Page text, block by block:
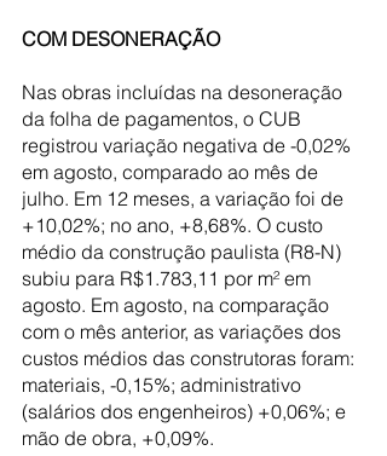
COM DESONERAÇÃO
Nas obras incluídas na desoneração
da folha de pagamentos, o CUB
registrou variação negativa de -0,02%
em agosto, comparado ao mês de
julho. Em 12 meses, a variação foi de
+10,02%; no ano, +8,68%. O custo
médio da construção paulista (R8-N)
subiu para R$1.783,11 por m² em
agosto. Em agosto, na comparação
com o mês anterior, as variações dos
custos médios das construtoras foram:
materiais, -0,15%; administrativo
(salários dos engenheiros) +0,06%; e
mão de obra, +0,09%.